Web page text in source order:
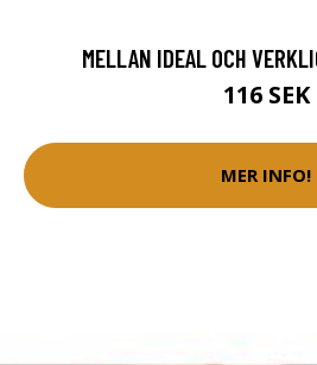
MELLAN IDEAL OCH
116 SEK
MER INFO!